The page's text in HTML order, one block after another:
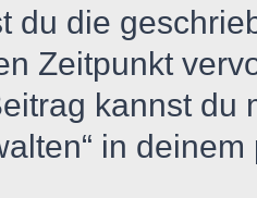
du die
Zeitpunkt
kannst du
in